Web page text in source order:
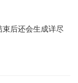
后还会生成详尽